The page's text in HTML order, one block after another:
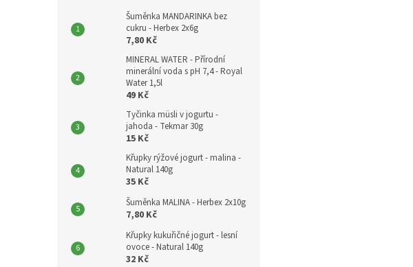
Šuměnka MANDARINKA bez
cukru - Herbex 2x6g
7,80 Kč
MINERAL WATER - Přírodní
minerální voda s pH 7,4 - Royal
Water 1,5l
49 Kč
Tyčinka müsli v jogurtu -
jahoda - Tekmar 30g
15 Kč
Křupky rýžové jogurt - malina -
Natural 140g
35 Kč
Šuměnka MALINA - Herbex 2x10g
7,80 Kč
Křupky kukuřičné jogurt - lesní
ovoce - Natural 140g
32 Kč